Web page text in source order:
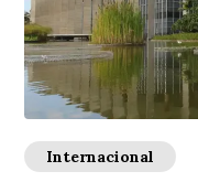
Internacional